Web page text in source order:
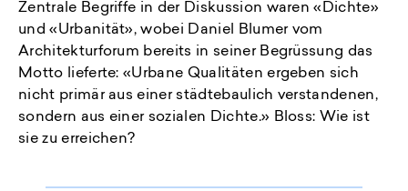
Zentrale Begriffe in der Diskussion waren «Dichte»
und «Urbanität», wobei Daniel Blumer vom
Architekturforum bereits in seiner Begrüssung das
Motto lieferte: «Urbane Qualitäten ergeben sich
nicht primär aus einer städtebaulich verstandenen,
sondern aus einer sozialen Dichte.» Bloss: Wie ist
sie zu erreichen?